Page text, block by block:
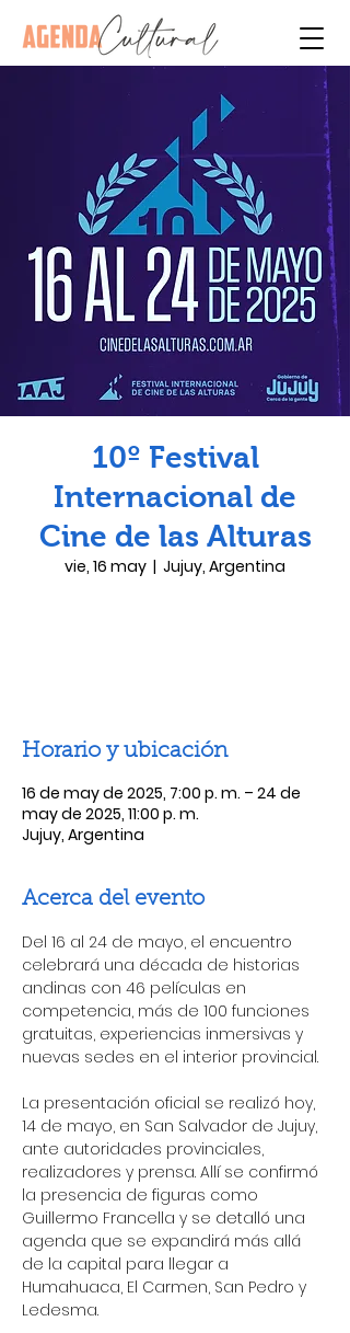
10º Festival
Internacional de
Cine de las Alturas
vie, 16 may
  |
Jujuy, Argentina
Horario y ubicación
16 de may de 2025, 7:00 p. m. – 24 de
may de 2025, 11:00 p. m.
Jujuy, Argentina
Acerca del evento
Del 16 al 24 de mayo, el encuentro
celebrará una década de historias
andinas con 46 películas en
competencia, más de 100 funciones
gratuitas, experiencias inmersivas y
nuevas sedes en el interior provincial.
La presentación oficial se realizó hoy,
14 de mayo, en San Salvador de Jujuy,
ante autoridades provinciales,
realizadores y prensa. Allí se confirmó
la presencia de figuras como
Guillermo Francella y se detalló una
agenda que se expandirá más allá
de la capital para llegar a
Humahuaca, El Carmen, San Pedro y
Ledesma.